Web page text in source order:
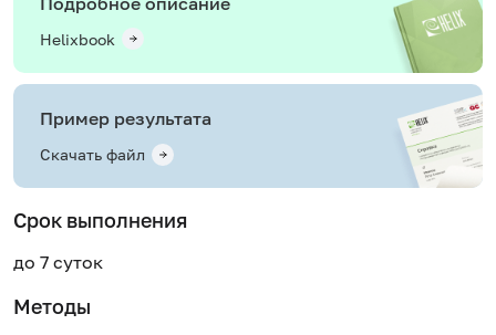
Helixbook
Пример результата
Скачать файл
Срок выполнения
до 7 суток
Методы